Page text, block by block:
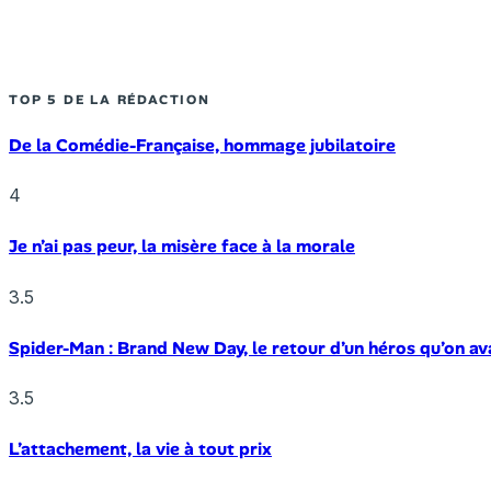
TOP 5 DE LA RÉDACTION
De la Comédie-Française, hommage jubilatoire
4
Je n’ai pas peur, la misère face à la morale
3.5
Spider-Man : Brand New Day, le retour d’un héros qu’on
3.5
L’attachement, la vie à tout prix